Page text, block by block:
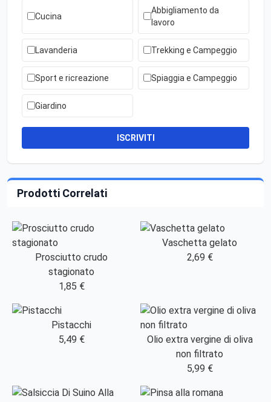
Cucina
Abbigliamento da
lavoro
Lavanderia Trekking e Campeggio
Sport e ricreazione Spiaggia e Campeggio
Giardino
ISCRIVITI
Prodotti Correlati
Prosciutto crudo
stagionato
1,85 €
Vaschetta gelato
2,69 €
Pistacchi
5,49 €
Olio extra vergine di oliva
non filtrato
5,99 €